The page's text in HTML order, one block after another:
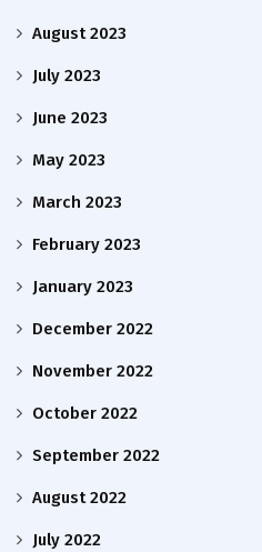
August 2023
July 2023
June 2023
May 2023
March 2023
February 2023
January 2023
December 2022
November 2022
October 2022
September 2022
August 2022
July 2022